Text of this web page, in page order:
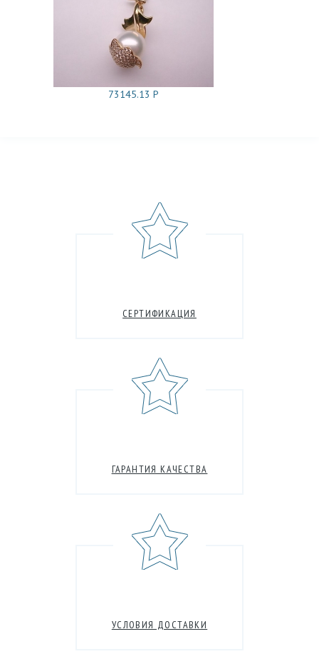
73145.13 Р
СЕРТИФИКАЦИЯ
ГАРАНТИЯ КАЧЕСТВА
УСЛОВИЯ ДОСТАВКИ